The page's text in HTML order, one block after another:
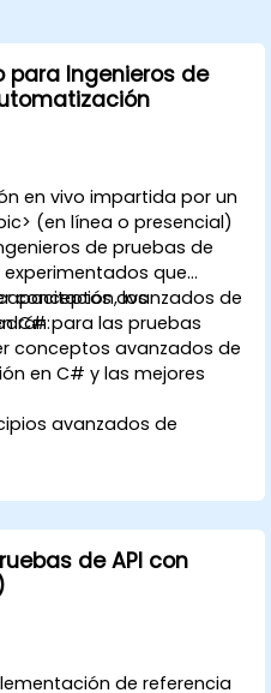
para Ingenieros de
en vivo impartida por un
(en línea o presencial)
de pruebas de
que
conceptos avanzados de
C# para las pruebas
los
conceptos avanzados de
en C# y las mejores
avanzados de
de
eficientes y flexibles.
marcos de
modulares y
las mejores
industria.
de API con
de referencia